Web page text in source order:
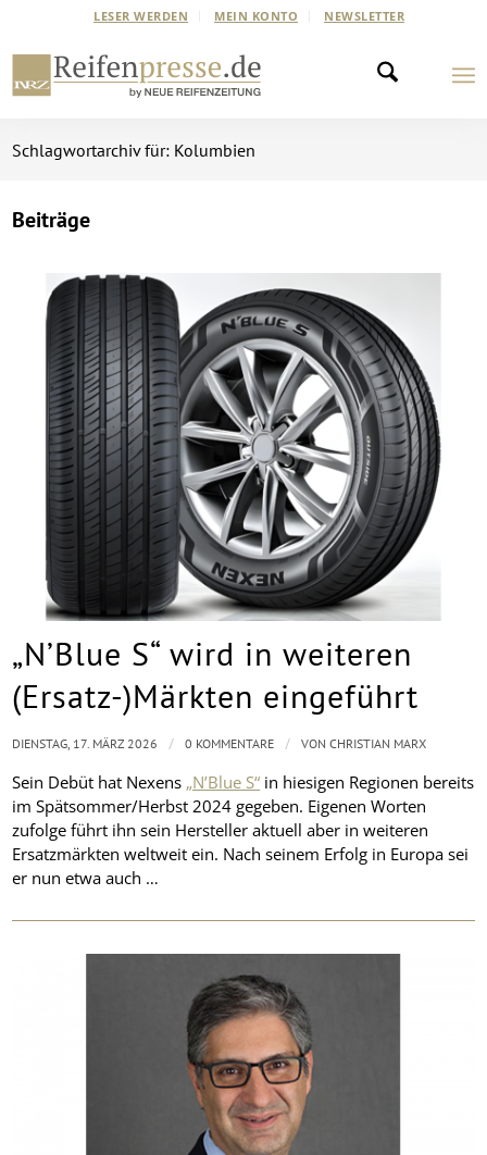
LESER WERDEN MEIN KONTO NEWSLETTER
Schlagwortarchiv für: Kolumbien
Beiträge
„N’Blue S“ wird in weiteren
(Ersatz-)Märkten eingeführt
Sein Debüt hat Nexens „N’Blue S“ in hiesigen Regionen bereits
im Spätsommer/Herbst 2024 gegeben. Eigenen Worten
zufolge führt ihn sein Hersteller aktuell aber in weiteren
Ersatzmärkten weltweit ein. Nach seinem Erfolg in Europa sei
er nun etwa auch …
DIENSTAG, 17. MÄRZ 2026 / 0 KOMMENTARE / VONCHRISTIAN MARX